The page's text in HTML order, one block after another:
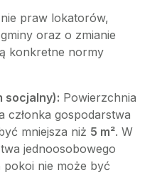
praw lokatorów,
oraz o zmianie
konkretne normy
socjalny): Powierzchnia
członka gospodarstwa
mniejsza niż 5 m². W
jednoosobowego
nie może być